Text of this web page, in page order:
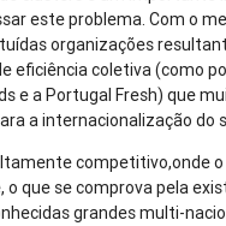
este problema. Com o
organizações
eficiência coletiva (como
e a Portugal Fresh) que
a internacionalização do
competitivo,onde
que se comprova pela
grandes multi-